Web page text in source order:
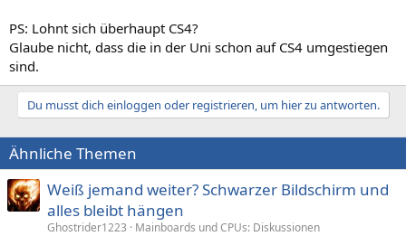
PS: Lohnt sich überhaupt CS4?
Glaube nicht, dass die in der Uni schon auf CS4 umgestiegen
sind.
Du musst dich einloggen oder registrieren, um hier zu antworten.
Ähnliche Themen
Weiß jemand weiter? Schwarzer Bildschirm und
alles bleibt hängen
Ghostrider1223
Mainboards und CPUs: Diskussionen